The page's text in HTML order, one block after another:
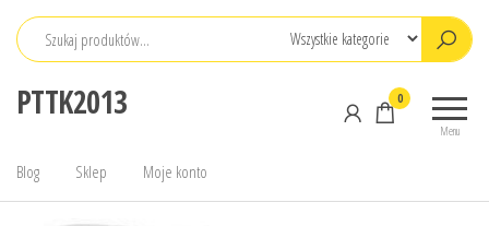
Przejdź
PTTK2013
Menu
0
Blog Sklep Moje konto